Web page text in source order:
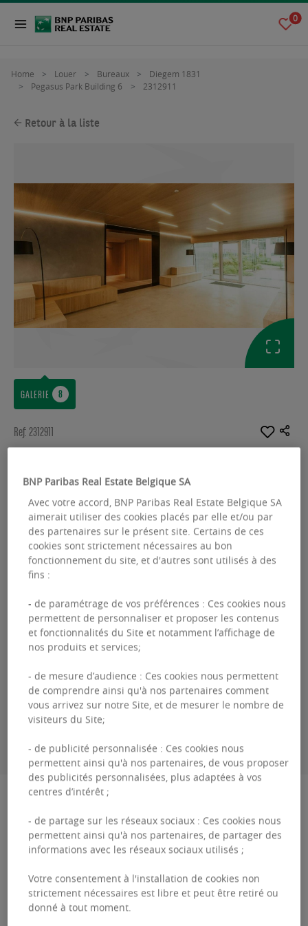
0
Home Louer Bureaux
Diegem 1831
Pegasus Park Building 6
2312911
Retour à la liste
GALERIE
Ref: 2312911
Pegasus Park - Building 6
De Kleetlaan 12 A/B - 1831 Diegem
Surface disponible : 7314.00 m²
From :
GuillaumeDEWAEL
+3226431035
Description
Pegasus Park - Building 6 Le complexe de
bureaux "Park Pegasus" est situé le long du
boulevard Léopold III, à proximité du Ring et à 5
minutes de l'aé...
BNP Paribas Real Estate Belgique SA
Avec votre accord, BNP Paribas Real Estate Belgique SA
aimerait utiliser des cookies placés par elle et/ou par
des partenaires sur le présent site. Certains de ces
cookies sont strictement nécessaires au bon
fonctionnement du site, et d'autres sont utilisés à des
fins :
- de paramétrage de vos préférences : Ces cookies nous
permettent de personnaliser et proposer les contenus
et fonctionnalités du Site et notamment l’affichage de
nos produits et services;
- de mesure d’audience : Ces cookies nous permettent
de comprendre ainsi qu'à nos partenaires comment
vous arrivez sur notre Site, et de mesurer le nombre de
visiteurs du Site;
- de publicité personnalisée : Ces cookies nous
permettent ainsi qu'à nos partenaires, de vous proposer
des publicités personnalisées, plus adaptées à vos
centres d’intérêt ;
- de partage sur les réseaux sociaux : Ces cookies nous
permettent ainsi qu'à nos partenaires, de partager des
informations avec les réseaux sociaux utilisés ;
Votre consentement à l'installation de cookies non
strictement nécessaires est libre et peut être retiré ou
donné à tout moment.